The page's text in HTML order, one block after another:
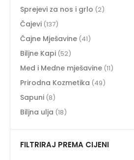
Sprejevi za nos i grlo (2)
Čajevi (137)
Čajne Mješavine (41)
Biljne Kapi (52)
Med i Medne mješavine (11)
Prirodna Kozmetika (49)
Sapuni (8)
Biljna ulja (18)
FILTRIRAJ PREMA CIJENI